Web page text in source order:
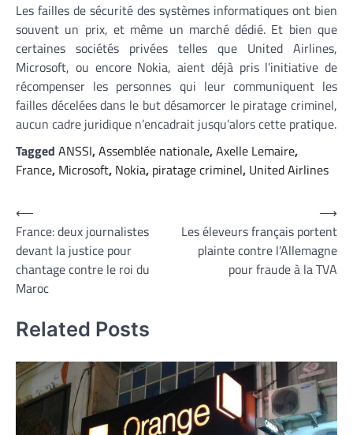
Les failles de sécurité des systèmes informatiques ont bien
souvent un prix, et même un marché dédié. Et bien que
certaines sociétés privées telles que United Airlines,
Microsoft, ou encore Nokia, aient déjà pris l’initiative de
récompenser les personnes qui leur communiquent les
failles décelées dans le but désamorcer le piratage criminel,
aucun cadre juridique n’encadrait jusqu’alors cette pratique.
Tagged ANSSI,Assemblée nationale,Axelle Lemaire,
France, Microsoft, Nokia, piratage criminel, United Airlines
Navigation
de
l’article
⟵
France: deux journalistes
devant la justice pour
chantage contre le roi du
Maroc
Les éleveurs français portent
plainte contre l’Allemagne
pour fraude à la TVA
⟶
Related Posts